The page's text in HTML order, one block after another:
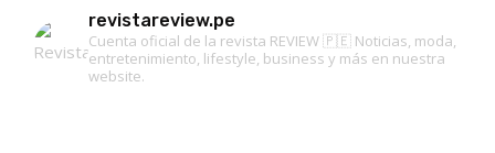
revistareview.pe
Cuenta oficial de la revista REVIEW 🇵🇪 Noticias, moda,
entretenimiento, lifestyle, business y más en nuestra
website.